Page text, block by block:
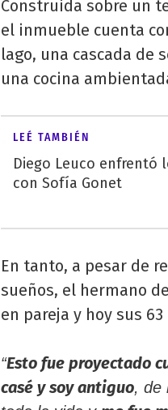
Construida sobre un
el inmueble cuenta
lago, una cascada de
una cocina
LEÉ TAMBIÉN
Diego Leuco enfrentó
con Sofía Gonet
En tanto, a pesar de
sueños, el hermano de
en pareja y hoy sus
“Esto fue proyectado
casé y soy antiguo, de